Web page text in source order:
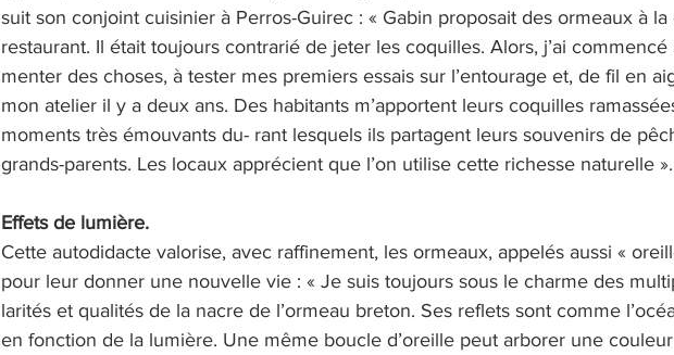
suit son conjoint cuisinier à Perros-Guirec : « Gabin proposait des ormeaux à la
restaurant. Il était toujours contrarié de jeter les coquilles. Alors, j’ai commencé
menter des choses, à tester mes premiers essais sur l’entourage et, de fil en
mon atelier il y a deux ans. Des habitants m’apportent leurs coquilles
moments très émouvants du- rant lesquels ils partagent leurs souvenirs de
grands-parents. Les locaux apprécient que l’on utilise cette richesse naturelle ».
Effets de lumière.
Cette autodidacte valorise, avec raffinement, les ormeaux, appelés aussi «
pour leur donner une nouvelle vie : « Je suis toujours sous le charme des
larités et qualités de la nacre de l’ormeau breton. Ses reflets sont comme
en fonction de la lumière. Une même boucle d’oreille peut arborer une